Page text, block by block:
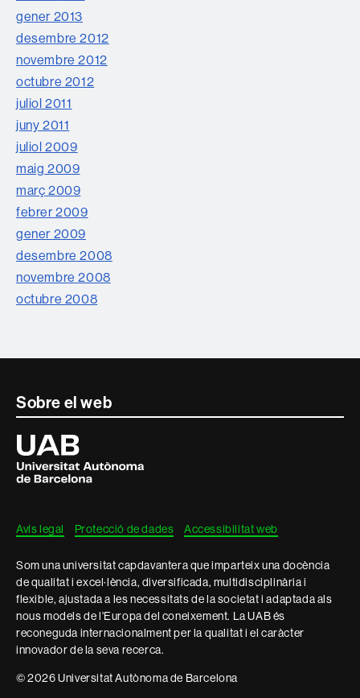
gener 2013
desembre 2012
novembre 2012
octubre 2012
juliol 2011
juny 2011
juliol 2009
maig 2009
març 2009
febrer 2009
gener 2009
desembre 2008
novembre 2008
octubre 2008
Contacte
informació
legal
Sobre el web
Universitat
Autònoma
de
Barcelona
Avís legal Protecció de dades Accessibilitat web
Som una universitat capdavantera que imparteix una docència
de qualitat i excel·lència, diversificada, multidisciplinària i
flexible, ajustada a les necessitats de la societat i adaptada als
nous models de l'Europa del coneixement. La UAB és
reconeguda internacionalment per la qualitat i el caràcter
innovador de la seva recerca.
© 2026 Universitat Autònoma de Barcelona